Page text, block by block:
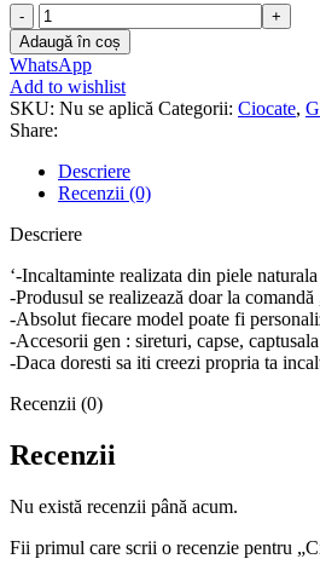
Cantitate
Ciocate
piele
naturala
Synna
Adaugă în coș
WhatsApp
Add to wishlist
SKU: Nu se aplică Categorii: Ciocate,
Share:
Descriere
Recenzii (0)
Descriere
‘-Incaltaminte realizata din piele
-Produsul se realizează doar la
-Absolut fiecare model poate fi
-Accesorii gen : sireturi, capse,
-Daca doresti sa iti creezi propria ta
Recenzii (0)
Recenzii
Nu există recenzii până acum.
Fii primul care scrii o recenzie pentru